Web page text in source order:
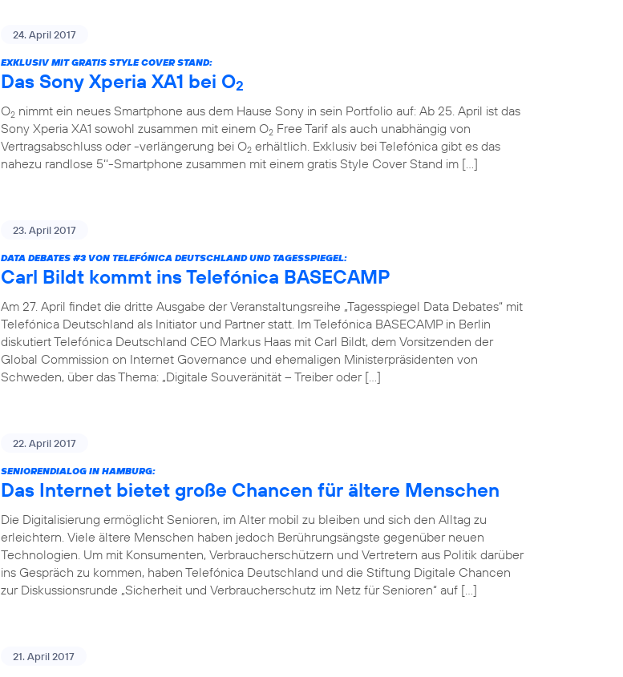
24. April 2017
EXKLUSIV MIT GRATIS STYLE COVER STAND:
Das Sony Xperia XA1 bei O2
O2 nimmt ein neues Smartphone aus dem Hause Sony in sein Portfolio auf: Ab 25. April ist das
Sony Xperia XA1 sowohl zusammen mit einem O2 Free Tarif als auch unabhängig von
Vertragsabschluss oder -verlängerung bei O2 erhältlich. Exklusiv bei Telefónica gibt es das
nahezu randlose 5‘‘-Smartphone zusammen mit einem gratis Style Cover Stand im […]
23. April 2017
DATA DEBATES #3VON TELEFÓNICA DEUTSCHLAND UND TAGESSPIEGEL:
Carl Bildt kommt ins Telefónica BASECAMP
Am 27. April findet die dritte Ausgabe der Veranstaltungsreihe „Tagesspiegel Data Debates“ mit
Telefónica Deutschland als Initiator und Partner statt. Im Telefónica BASECAMP in Berlin
diskutiert Telefónica Deutschland CEO Markus Haas mit Carl Bildt, dem Vorsitzenden der
Global Commission on Internet Governance und ehemaligen Ministerpräsidenten von
Schweden, über das Thema: „Digitale Souveränität – Treiber oder […]
22. April 2017
SENIORENDIALOG IN HAMBURG:
Das Internet bietet große Chancen für ältere Menschen
Die Digitalisierung ermöglicht Senioren, im Alter mobil zu bleiben und sich den Alltag zu
erleichtern. Viele ältere Menschen haben jedoch Berührungsängste gegenüber neuen
Technologien. Um mit Konsumenten, Verbraucherschützern und Vertretern aus Politik darüber
ins Gespräch zu kommen, haben Telefónica Deutschland und die Stiftung Digitale Chancen
zur Diskussionsrunde „Sicherheit und Verbraucherschutz im Netz für Senioren“ auf […]
21. April 2017